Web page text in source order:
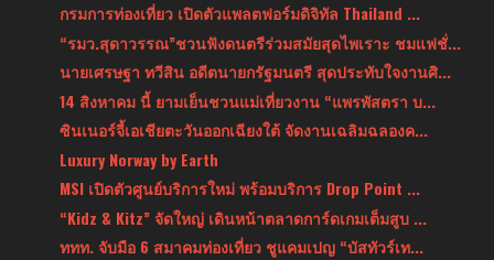
กรมการท่องเที่ยว เปิดตัวแพลตฟอร์มดิจิทัล Thailand ...
“รมว.สุดาวรรณ”ชวนฟังดนตรีร่วมสมัยสุดไพเราะ ชมแฟชั่...
นายเศรษฐา ทวีสิน อดีตนายกรัฐมนตรี สุดประทับใจงานศิ...
14 สิงหาคม นี้ ยามเย็นชวนแม่เที่ยวงาน “แพรพัสตรา บ...
ซินเนอร์จี้เอเชียตะวันออกเฉียงใต้ จัดงานเฉลิมฉลองค...
Luxury Norway by Earth
MSI เปิดตัวศูนย์บริการใหม่ พร้อมบริการ Drop Point ...
“Kidz & Kitz” จัดใหญ่ เดินหน้าตลาดการ์ดเกมเต็มสูบ ...
ททท. จับมือ 6 สมาคมท่องเที่ยว ชูแคมเปญ “บัสทัวร์เท...